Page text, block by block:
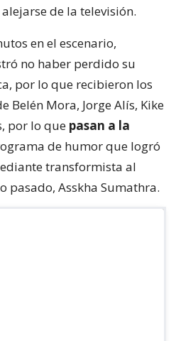
de la televisión.
en el escenario,
no haber perdido su
por lo que recibieron los
Belén Mora, Jorge Alís, Kike
por lo que pasan a la
de humor que logró
transformista al
pasado, Asskha Sumathra.